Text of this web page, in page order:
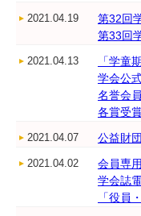
2021.04.19
第32回
第33回
2021.04.13
「学童
学会公
名誉会
各賞受
2021.04.07 公益財
2021.04.02
会員専
学会誌
「役員